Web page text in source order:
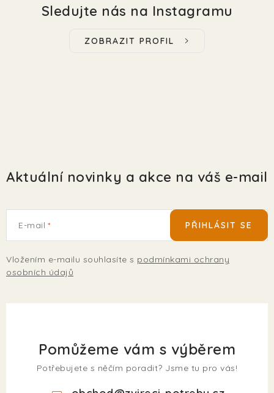
Sledujte nás na Instagramu
ZOBRAZIT PROFIL
Aktuální novinky a akce na váš e-mail
E-mail
Vložením e-mailu souhlasíte s podmínkami ochrany
osobních údajů
PŘIHLÁSIT SE
Pomůžeme vám s výběrem
Potřebujete s něčím poradit? Jsme tu pro vás!